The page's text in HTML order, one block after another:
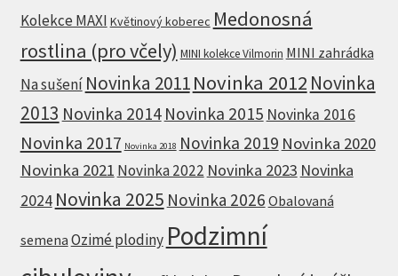
Kolekce MAXI Květinový koberec Medonosná
rostlina (pro včely) MINI kolekce Vilmorin MINI zahrádka
Na sušení Novinka 2011Novinka 2012 Novinka
2013 Novinka 2014 Novinka 2015 Novinka 2016
Novinka 2017 Novinka 2018 Novinka 2019 Novinka 2020
Novinka 2021 Novinka 2022 Novinka 2023 Novinka
2024 Novinka 2025 Novinka 2026 Obalovaná
semena Ozimé plodiny Podzimní